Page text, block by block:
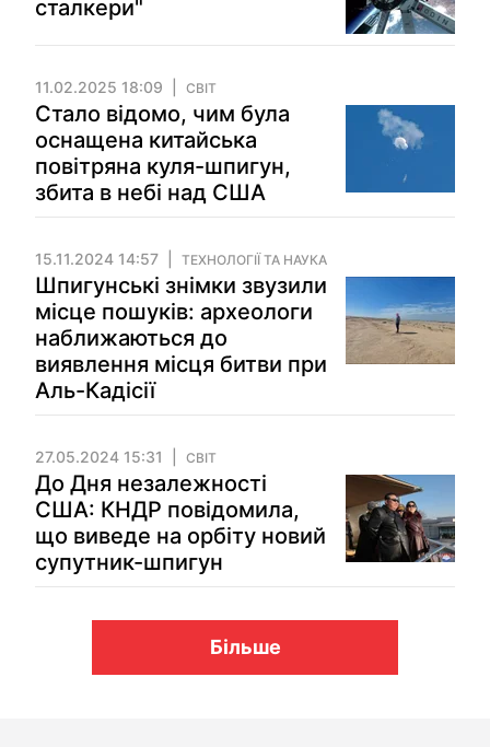
сталкери"
11.02.2025 18:09 СВІТ
Стало відомо, чим була
оснащена китайська
повітряна куля-шпигун,
збита в небі над США
15.11.2024 14:57 ТЕХНОЛОГІЇ ТА НАУКА
Шпигунські знімки звузили
місце пошуків: археологи
наближаються до
виявлення місця битви при
Аль-Кадісії
27.05.2024 15:31 СВІТ
До Дня незалежності
США: КНДР повідомила,
що виведе на орбіту новий
супутник-шпигун
Більше